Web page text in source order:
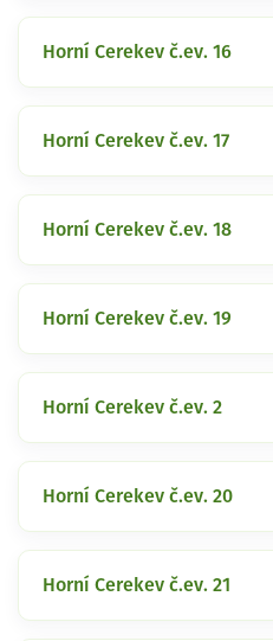
Horní Cerekev č.ev. 16
Horní Cerekev č.ev. 17
Horní Cerekev č.ev. 18
Horní Cerekev č.ev. 19
Horní Cerekev č.ev. 2
Horní Cerekev č.ev. 20
Horní Cerekev č.ev. 21